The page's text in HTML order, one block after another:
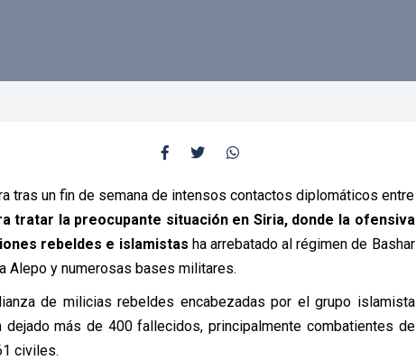
tras un fin de semana de intensos contactos diplomáticos entre
tratar la preocupante situación en Siria, donde la ofensiva
rebeldes e islamistas ha arrebatado al régimen de Bashar
Alepo y numerosas bases militares.
de milicias rebeldes encabezadas por el grupo islamista
dejado más de 400 fallecidos, principalmente combatientes de
civiles.